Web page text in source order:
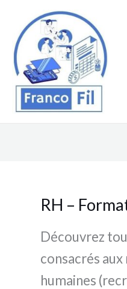
contenu
RH –
Découvrez
consacrés
humaines